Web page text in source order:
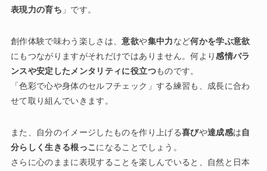
表現力の育ち 」です。
創作体験で味わう楽しさは、意欲や集中力など何かを学ぶ意欲
にもつながりますがそれだけではありません。何より感情バラ
ンスや安定したメンタリティに役立つものです。
「色彩で心や身体のセルフチェック」する練習も、成長に合わ
せて取り組んでいきます。
また、自分のイメージしたものを作り上げる喜びや達成感は自
分らしく生きる根っこ になることでしょう。
さらに心のままに表現することを楽しんでいると、自然と日本